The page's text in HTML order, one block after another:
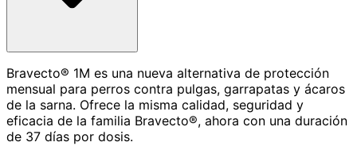
Bravecto® 1M es una nueva alternativa de protección
mensual para perros contra pulgas, garrapatas y ácaros
de la sarna. Ofrece la misma calidad, seguridad y
eficacia de la familia Bravecto®, ahora con una duración
de 37 días por dosis.